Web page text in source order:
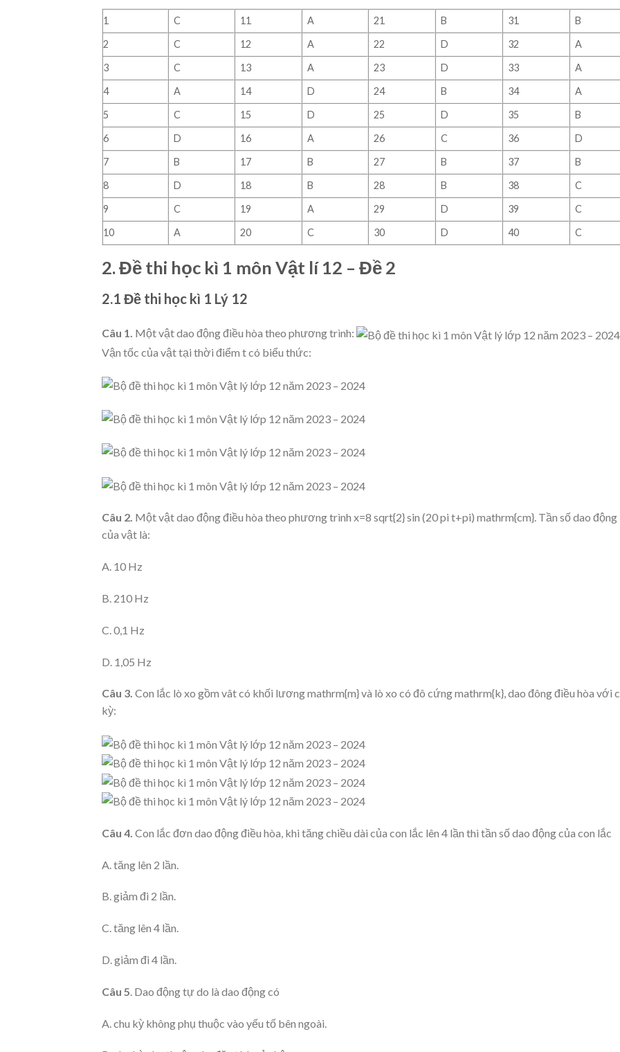
1 C 11 A 21 B 31
B
2
C 12 A 22 D 32
A
3
C 13 A 23 D 33
A
4
A 14 D 24 B 34
A
5
C 15 D 25 D 35
B
6
D 16 A 26 C 36
D
7
B 17 B 27 B 37
B
8
D 18 B 28 B 38
C
9
C 19 A 29 D 39
C
10
A 20 C 30 D 40 C
2. Đề thi học kì 1 môn Vật lí 12 – Đề 2
2.1 Đề thi học kì 1 Lý 12
Câu 1. Một vật dao động điều hòa theo phương trình:
Vận tốc của vật tại thời điểm t có biểu thức:
Câu 2. Một vật dao động điều hòa theo phương trình x=8 sqrt{2} sin (20 pi t+pi) mathrm{cm}. Tần số dao động
của vật là:
A. 10 Hz
B. 210 Hz
C. 0,1 Hz
D. 1,05 Hz
Câu 3. Con lắc lò xo gồm vât có khối lương mathrm{m} và lò xo có đô cứng mathrm{k}, dao đông điều hòa với
kỳ:
Câu 4. Con lắc đơn dao động điều hòa, khi tăng chiều dài của con lắc lên 4 lần thì tần số dao động của con lắc
A. tăng lên 2 lần.
B. giảm đi 2 lần.
C. tăng lên 4 lần.
D. giảm đi 4 lần.
Câu 5 . Dao động tự do là dao động có
A. chu kỳ không phụ thuộc vào yếu tố bên ngoài.